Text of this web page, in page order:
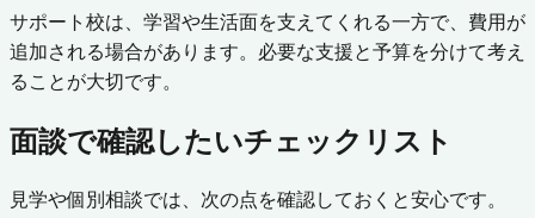
サポート校は、学習や生活面を支えてくれる一方で、費用が
追加される場合があります。必要な支援と予算を分けて考え
ることが大切です。
面談で確認したいチェックリスト
見学や個別相談では、次の点を確認しておくと安心です。